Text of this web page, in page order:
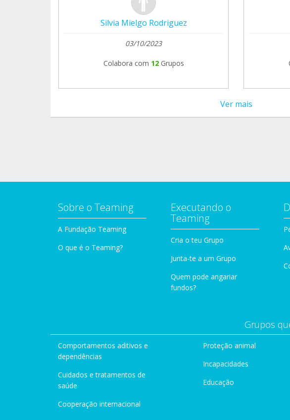
Silvia Mielgo Rodriguez
03/10/2023
Colabora com 12 Grupos
Ver mais
Sobre o Teaming
A Fundação Teaming
O que é o Teaming?
Executando o
Teaming
Cria o teu Grupo
Junta-te a um Grupo
Quem pode angariar
fundos?
Grupos
Comportamentos aditivos e
dependências
Cuidados e tratamentos de
saúde
Cooperação internacional
Proteção animal
Incapacidades
Educação